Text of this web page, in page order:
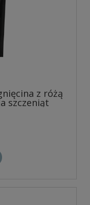
z różą
szczeniąt